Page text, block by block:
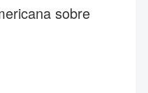
sobre